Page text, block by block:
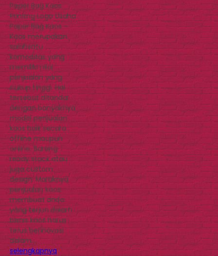
Paper Bag Kaos
Prinitng Logo Usaha
Paper Bag Kaos –
Kaos merupakan
salahsatu
komoditas yang
memiliki nilai
penjualan yang
cukup tinggi. Hal
tersebut ditandai
dengan banyaknya
model penjualan
kaos baik secara
offline maupun
online. Barang
ready stock atau
juga custom
design. Maraknya
penjualan kaos
membuat anda
yang terjun dalam
bisnis kaos harus
terus berinovasi
dalam…
selengkapnya